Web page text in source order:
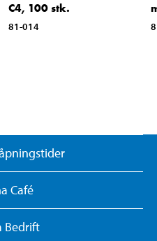
C4, 100 stk.
81-014
Café
Bedrift